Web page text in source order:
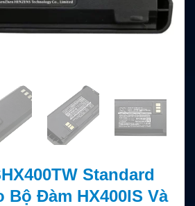
Standard
Bộ Đàm HX400IS Và